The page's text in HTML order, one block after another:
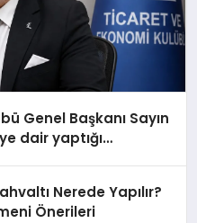
Genel Başkanı Sayın
dair yaptığı
Nerede Yapılır?
Önerileri